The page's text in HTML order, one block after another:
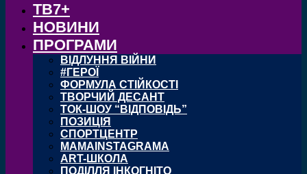
ТВ7+
НОВИНИ
ПРОГРАМИ
ВІДЛУННЯ ВІЙНИ
#ГЕРОЇ
ФОРМУЛА СТІЙКОСТІ
ТВОРЧИЙ ДЕСАНТ
ТОК-ШОУ “ВІДПОВІДЬ”
ПОЗИЦІЯ
СПОРТЦЕНТР
MAMAINSTAGRAMA
ART-ШКОЛА
ПОДІЛЛЯ ІНКОГНІТО